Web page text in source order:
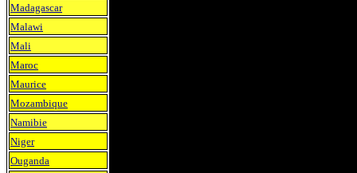
Madagascar
Malawi
Mali
Maroc
Maurice
Mozambique
Namibie
Niger
Ouganda